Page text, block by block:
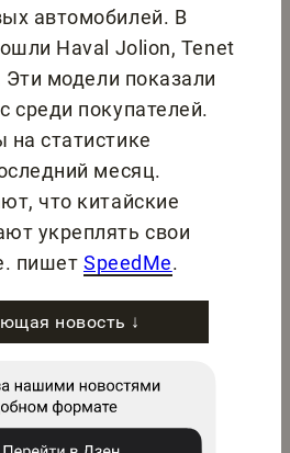
автомобилей. В
Haval Jolion, Tenet
Эти модели показали
среди покупателей.
статистике
месяц.
что китайские
укреплять свои
пишет SpeedMe.
новость ↓